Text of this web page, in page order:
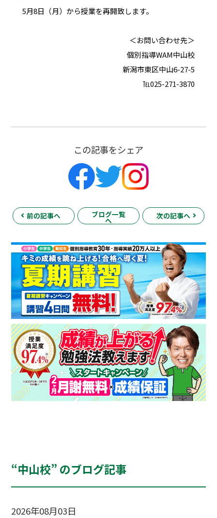
5月8日（月）から授業を再開致します。
＜お問い合わせ先＞
個別指導WAM中山校
新潟市東区中山6-27-5
℡025-271-3870
この記事をシェア
前の記事へ ブログ一覧
へ
次の記事へ
“中山校” のブログ記事
2026年08月03日